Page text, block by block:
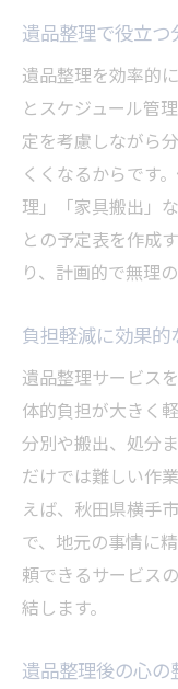
遺品整理で役立
遺品整理を効率的
とスケジュール管
定を考慮しながら
くくなるからです
理」「家具搬出」
との予定表を作成
り、計画的で無理
負担軽減に効果
遺品整理サービス
体的負担が大きく
分別や搬出、処分
だけでは難しい作
えば、秋田県横手
で、地元の事情に
頼できるサービス
結します。
遺品整理後の心